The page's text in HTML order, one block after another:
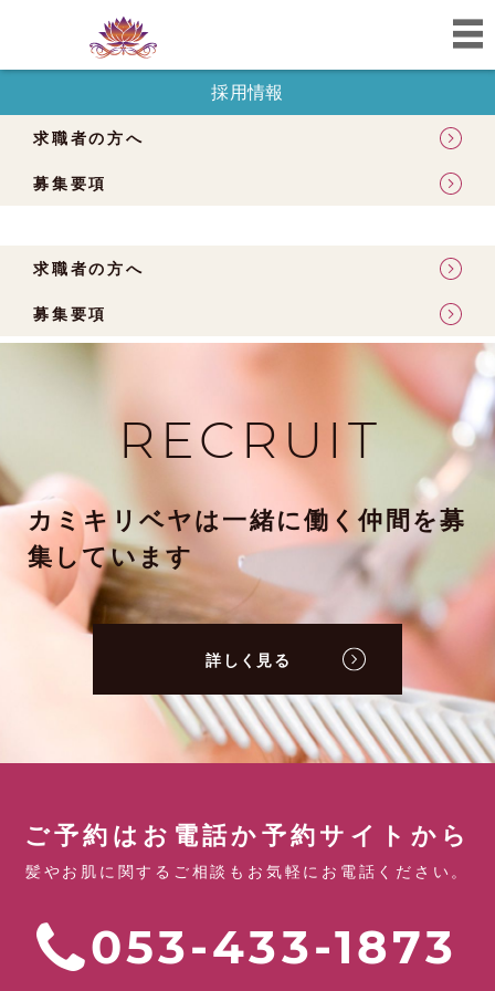
採用情報
求職者の方へ
募集要項
求職者の方へ
募集要項
RECRUIT
カミキリベヤは一緒に働く仲間を募
集しています
詳しく見る
ご予約はお電話か予約サイトから
髪やお肌に関するご相談もお気軽にお電話ください。
053-433-1873